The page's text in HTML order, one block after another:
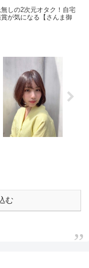
無しの2次元オタク！自宅
が気になる【さんま御
む